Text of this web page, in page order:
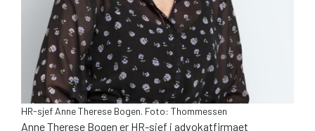
HR-sjef Anne Therese Bogen. Foto: Thommessen
Anne Therese Bogen er HR-sjef i advokatfirmaet